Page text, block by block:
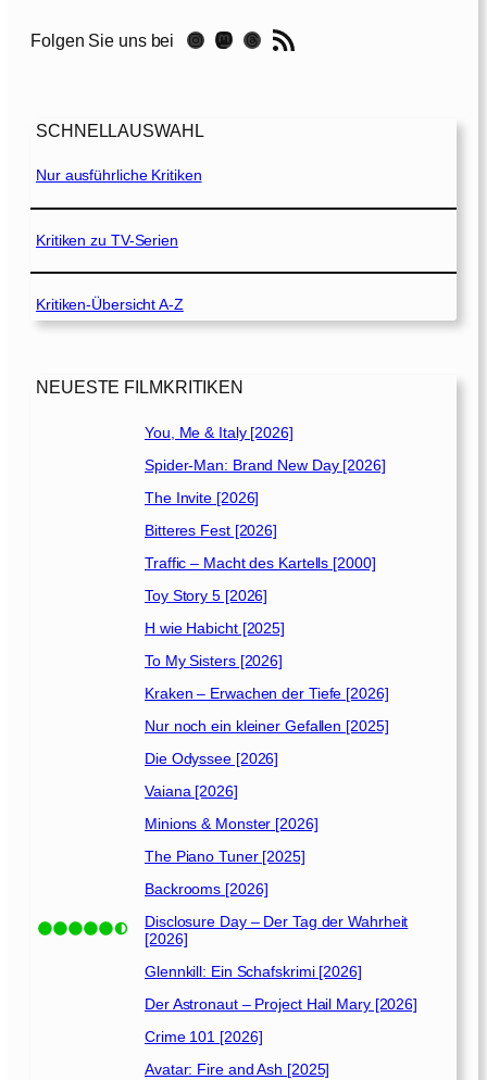
e
2
]
Folgen Sie uns bei Instagram Mastodon Threads RSS-Feed
SCHNELLAUSWAHL
Nur ausführliche Kritiken
Kritiken zu TV-Serien
Kritiken-Übersicht A-Z
NEUESTE FILMKRITIKEN
You, Me & Italy [2026]
Spider-Man: Brand New Day [2026]
The Invite [2026]
Bitteres Fest [2026]
Traffic – Macht des Kartells [2000]
Toy Story 5 [2026]
H wie Habicht [2025]
To My Sisters [2026]
Kraken – Erwachen der Tiefe [2026]
Nur noch ein kleiner Gefallen [2025]
Die Odyssee [2026]
Vaiana [2026]
Minions & Monster [2026]
The Piano Tuner [2025]
Backrooms [2026]
Disclosure Day – Der Tag der Wahrheit
[2026]
Glennkill: Ein Schafskrimi [2026]
Der Astronaut – Project Hail Mary [2026]
Crime 101 [2026]
Avatar: Fire and Ash [2025]